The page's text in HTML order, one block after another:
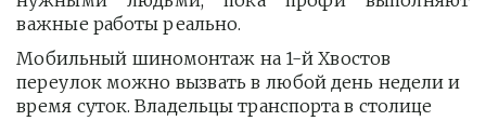
важные работы реально.
Мобильный шиномонтаж на 1-й Хвостов
переулок можно вызвать в любой день недели и
время суток. Владельцы транспорта в столице